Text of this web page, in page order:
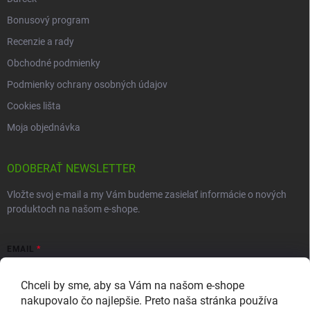
Chceli by sme, aby sa Vám na našom e-shope
nakupovalo čo najlepšie. Preto naša stránka používa
Bonusový program
Recenzie a rady
Obchodné podmienky
Podmienky ochrany osobných údajov
Cookies lišta
Moja objednávka
ODOBERAŤ NEWSLETTER
Vložte svoj e-mail a my Vám budeme zasielať informácie o nových
produktoch na našom e-shope.
EMAIL